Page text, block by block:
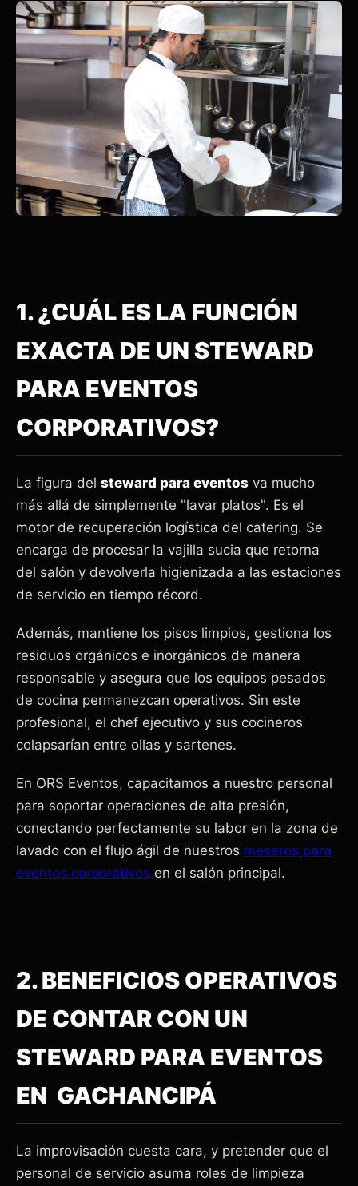
1. ¿CUÁL ES LA FUNCIÓN
EXACTA DE UN STEWARD
PARA EVENTOS
CORPORATIVOS?
La figura del steward para eventos va mucho
más allá de simplemente "lavar platos". Es el
motor de recuperación logística del catering. Se
encarga de procesar la vajilla sucia que retorna
del salón y devolverla higienizada a las estaciones
de servicio en tiempo récord.
Además, mantiene los pisos limpios, gestiona los
residuos orgánicos e inorgánicos de manera
responsable y asegura que los equipos pesados
de cocina permanezcan operativos. Sin este
profesional, el chef ejecutivo y sus cocineros
colapsarían entre ollas y sartenes.
En ORS Eventos, capacitamos a nuestro personal
para soportar operaciones de alta presión,
conectando perfectamente su labor en la zona de
lavado con el flujo ágil de nuestros meseros para
eventos corporativos en el salón principal.
2. BENEFICIOS OPERATIVOS
DE CONTAR CON UN
STEWARD PARA EVENTOS
EN GACHANCIPÁ
La improvisación cuesta cara, y pretender que el
personal de servicio asuma roles de limpieza